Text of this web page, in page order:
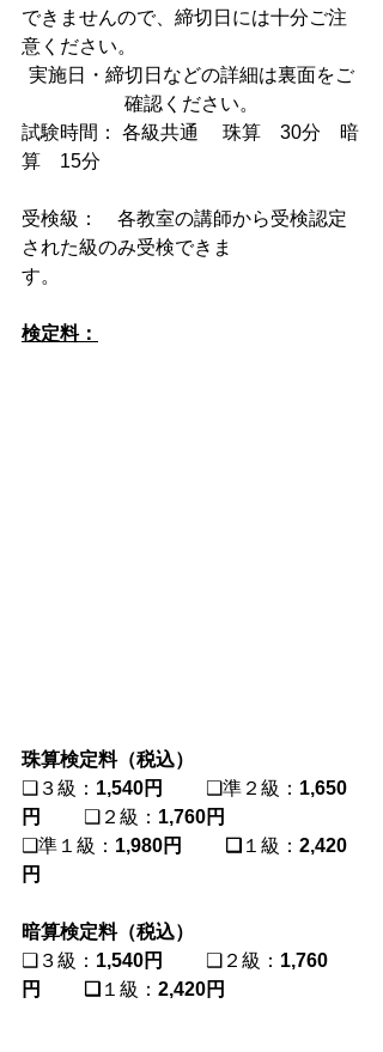
できませんので、締切日には十分ご注
意ください。
実施日・締切日などの詳細は裏面をご
確認ください。
試験時間： 各級共通 　珠算　30分　暗
算　15分
受検級：　各教室の講師から受検認定
された級のみ受検できま
す。
検定料：
珠算検定料（税込）
❑３級： 1,540円 ❑準２級： 1,650
円
❑２級： 1,760円
❑準１級： 1,980円　 　❑ １級： 2,420
円
暗算検定料（税込）
❑３級： 1,540円 ❑２級： 1,760
円　 　❑ １級： 2,420円